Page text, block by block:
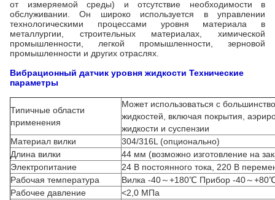
от измеряемой среды) и отсутствие необходимости в
обслуживании. Он широко используется в управлении
технологическими процессами уровня материала в
металлургии, строительных материалах, химической
промышленности, легкой промышленности, зерновой
промышленности и других отраслях.
Вибрационный датчик уровня жидкости Технические
параметры
Типичные области
применения
Может использоваться с
жидкостей, включая покрытия,
жидкости и суспензии
Материал вилки
304/316L (опционально)
Длина вилки
44 мм (возможно изготовление на
Электропитание
24 В постоянного тока, 220 В
Рабочая температура
Вилка -40～+180℃ Прибор -40～
Рабочее давление
<2,0 МПа